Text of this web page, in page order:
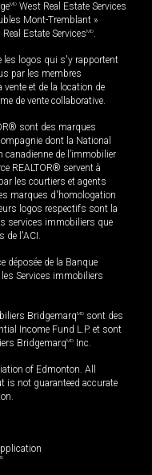
MD West Real Estate Services
Mont-Tremblant »
Estate ServicesMD.
les logos qui s'y rapportent
par les membres
vente et de la location de
de vente collaborative.
sont des marques
dont la National
de l’immobilier
REALTOR® servent à
les courtiers et agents
marques d'homologation
logos respectifs sont la
services immobiliers que
de l'ACI.
déposée de la Banque
Services immobiliers
BridgemarqMD sont des
Income Fund L.P. et sont
BridgemarqMD Inc.
of Edmonton. All
is not guaranteed accurate